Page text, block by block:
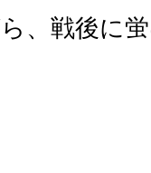
後に蛍